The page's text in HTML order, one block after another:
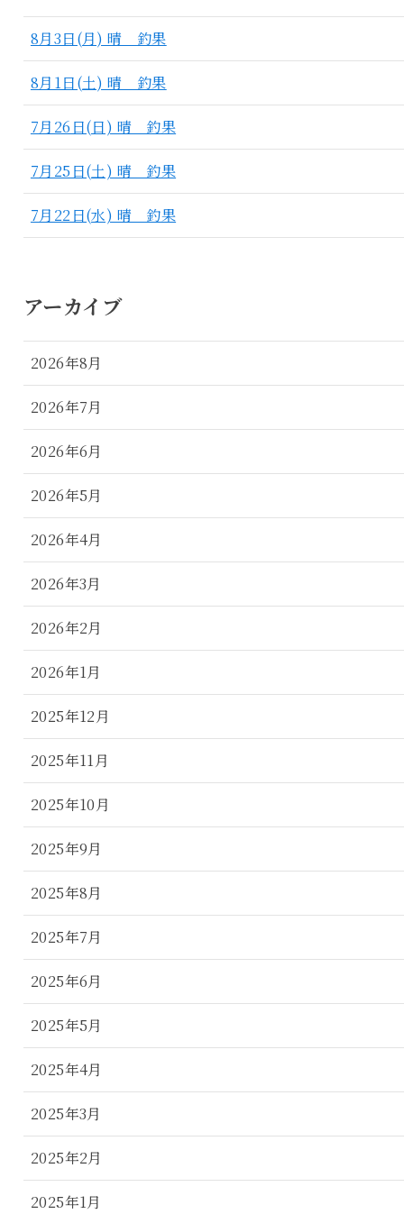
8月3日(月) 晴 釣果
8月1日(土) 晴 釣果
7月26日(日) 晴 釣果
7月25日(土) 晴 釣果
7月22日(水) 晴 釣果
アーカイブ
2026年8月
2026年7月
2026年6月
2026年5月
2026年4月
2026年3月
2026年2月
2026年1月
2025年12月
2025年11月
2025年10月
2025年9月
2025年8月
2025年7月
2025年6月
2025年5月
2025年4月
2025年3月
2025年2月
2025年1月